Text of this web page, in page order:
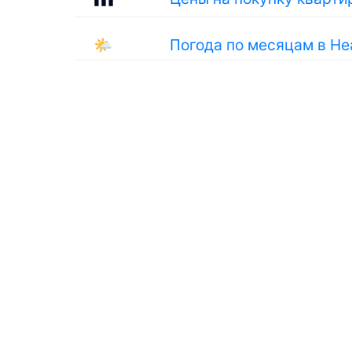
🌤 Погода по месяцам в